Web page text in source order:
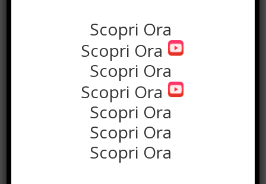
Scopri Ora
Scopri Ora
Scopri Ora
Scopri Ora
Scopri Ora
Scopri Ora
Scopri Ora